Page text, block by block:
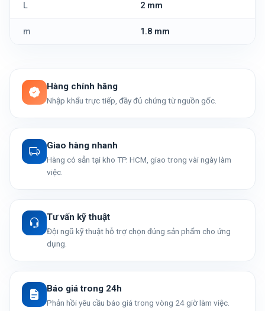
L 2 mm
m 1.8 mm
Hàng chính hãng
Nhập khẩu trực tiếp, đầy đủ chứng từ nguồn gốc.
Giao hàng nhanh
Hàng có sẵn tại kho TP. HCM, giao trong vài ngày làm
việc.
Tư vấn kỹ thuật
Đội ngũ kỹ thuật hỗ trợ chọn đúng sản phẩm cho ứng
dụng.
Báo giá trong 24h
Phản hồi yêu cầu báo giá trong vòng 24 giờ làm việc.